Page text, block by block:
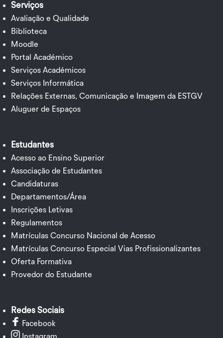
Serviços
Avaliação e Qualidade
Biblioteca
Moodle
Portal Académico
Serviços Académicos
Serviços Informática
Relações Externas, Comunicação e Imagem da ESTGV
Aluguer de Espaços
Estudantes
Acesso ao Ensino Superior
Associação de Estudantes
Candidaturas
Departamentos/Área
Inscrições Letivas
Regulamentos
Matrículas Concurso Nacional de Acesso
Matrículas Concurso Especial Vias Profissionalizantes
Oferta Formativa
Provedor do Estudante
Redes Sociais
Facebook